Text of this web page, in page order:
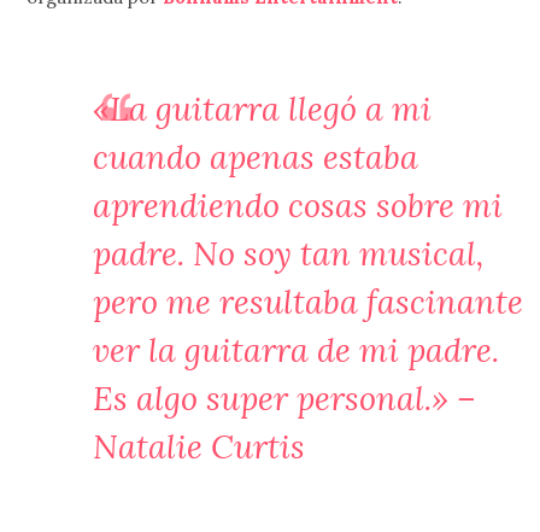
«La guitarra llegó a mi
cuando apenas estaba
aprendiendo cosas sobre mi
padre. No soy tan musical,
pero me resultaba fascinante
ver la guitarra de mi padre.
Es algo super personal.» –
Natalie Curtis